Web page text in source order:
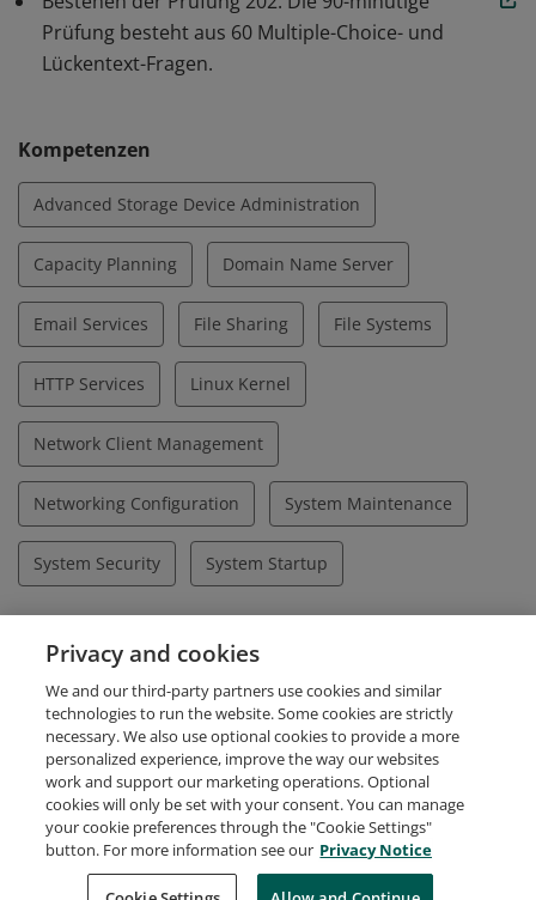
Prüfung besteht aus 60 Multiple-Choice- und
Lückentext-Fragen.
Kompetenzen
Advanced Storage Device Administration
Capacity Planning Domain Name Server
Email Services File Sharing File Systems
HTTP Services Linux Kernel
Network Client Management
Networking Configuration System Maintenance
System Security System Startup
Nachweis
Evidence
Request Demo About Credly Terms
Privacy
Developers
Support
Cookies
Privacy and cookies
We and our third-party partners use cookies and similar
technologies to run the website. Some cookies are strictly
necessary. We also use optional cookies to provide a more
personalized experience, improve the way our websites
work and support our marketing operations. Optional
cookies will only be set with your consent. You can manage
your cookie preferences through the "Cookie Settings"
button. For more information see our Privacy Notice